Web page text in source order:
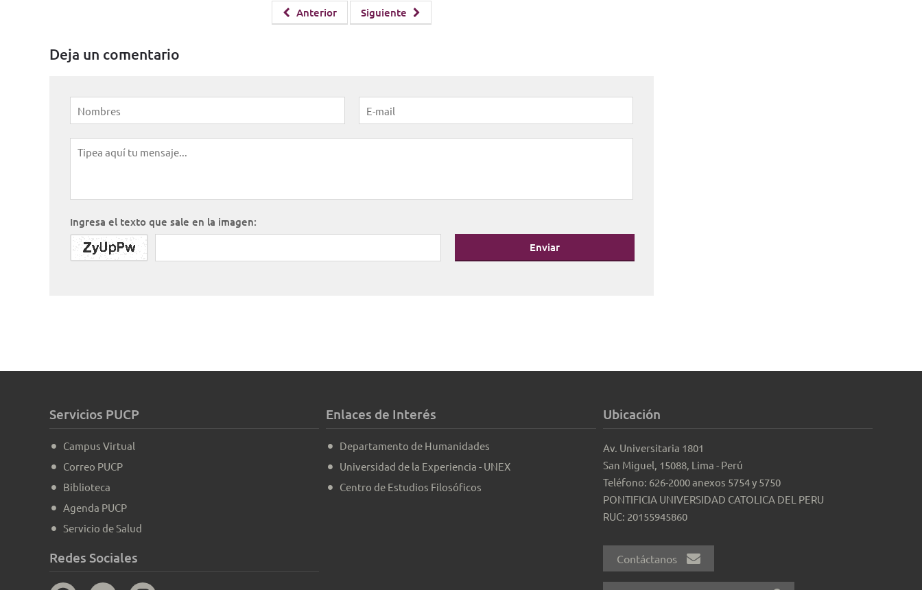
Anterior Siguiente
Deja un comentario
Ingresa el texto que sale en la imagen:
Enviar
Servicios PUCP
Campus Virtual
Correo PUCP
Biblioteca
Agenda PUCP
Servicio de Salud
Redes Sociales
Enlaces de Interés
Departamento de Humanidades
Universidad de la Experiencia - UNEX
Centro de Estudios Filosóficos
Ubicación
Av. Universitaria 1801
San Miguel, 15088, Lima - Perú
Teléfono: 626-2000 anexos 5754 y 5750
PONTIFICIA UNIVERSIDAD CATOLICA DEL PERU
RUC: 20155945860
Contáctanos